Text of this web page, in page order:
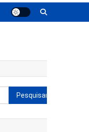
Pesquisar
por: